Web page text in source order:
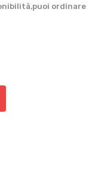
ordinare